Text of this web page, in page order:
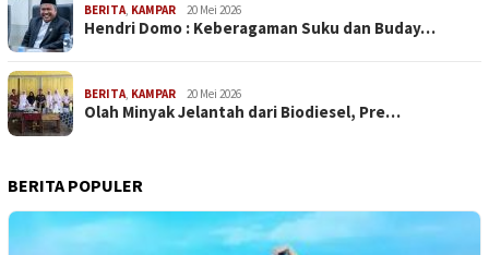
BERITA, KAMPAR 20 Mei 2026
Hendri Domo : Keberagaman Suku dan Buday…
BERITA, KAMPAR 20 Mei 2026
Olah Minyak Jelantah dari Biodiesel, Pre…
BERITA POPULER